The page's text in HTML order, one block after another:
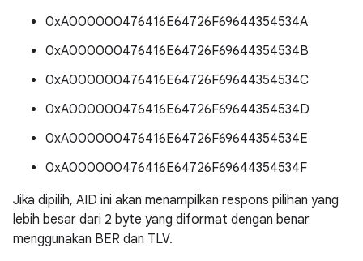
0xA000000476416E64726F69644354534A
0xA000000476416E64726F69644354534B
0xA000000476416E64726F69644354534C
0xA000000476416E64726F69644354534D
0xA000000476416E64726F69644354534E
0xA000000476416E64726F69644354534F
Jika dipilih, AID ini akan menampilkan respons pilihan yang
lebih besar dari 2 byte yang diformat dengan benar
menggunakan BER dan TLV.